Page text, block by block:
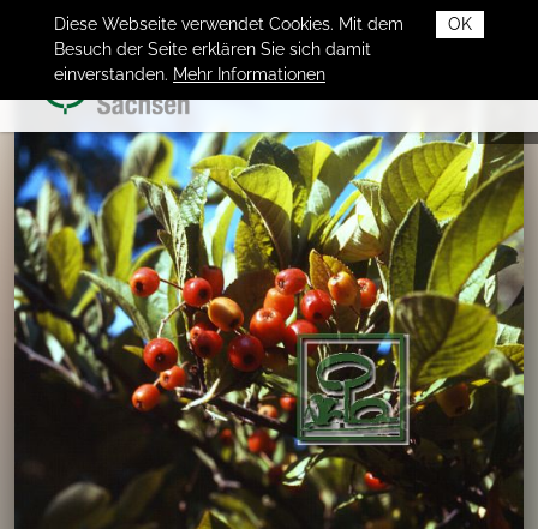
OK
Diese Webseite verwendet Cookies. Mit dem
Besuch der Seite erklären Sie sich damit
einverstanden. Mehr Informationen